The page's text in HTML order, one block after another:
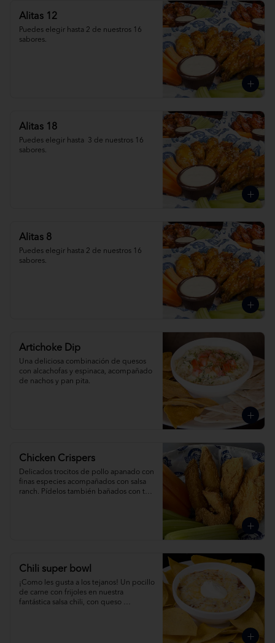
Alitas 12
Puedes elegir hasta 2 de nuestros 16
sabores.
Alitas 18
Puedes elegir hasta  3 de nuestros 16
sabores.
Alitas 8
Puedes elegir hasta 2 de nuestros 16
sabores.
Artichoke Dip
Una deliciosa combinación de quesos
con alcachofas y espinaca, acompañado
de nachos y pan pita.
Chicken Crispers
Delicados trocitos de pollo apanado con
finas especies acompañados con salsa
ranch. Pídelos también bañados con tu
Chili super bowl
¡Como les gusta a los tejanos! Un pocillo
de carne con frijoles en nuestra
fantástica salsa chili, con queso